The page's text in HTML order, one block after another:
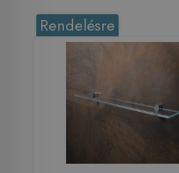
Rendelésre